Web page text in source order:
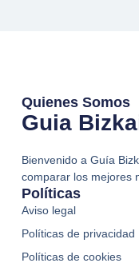
Quienes Somos
Guia
Bienvenido a Guía
comparar los mejores
Políticas
Aviso legal
Políticas de privacidad
Políticas de cookies